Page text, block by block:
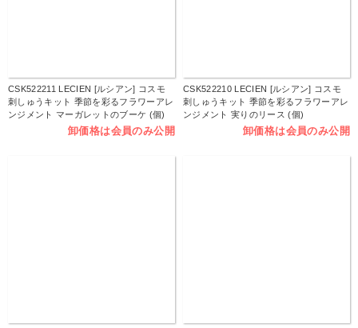
CSK522211 LECIEN [ルシアン] コスモ
刺しゅうキット 季節を彩るフラワーアレ
ンジメント マーガレットのブーケ (個)
卸価格は会員のみ公開
CSK522210 LECIEN [ルシアン] コスモ
刺しゅうキット 季節を彩るフラワーアレ
ンジメント 実りのリース (個)
卸価格は会員のみ公開